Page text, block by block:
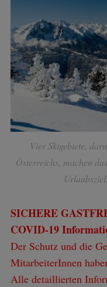
Vier Skigebiete,
Österreichs, machen
SICHERE
COVID-19
Der Schutz und die
MitarbeiterInnen
Alle detaillierten